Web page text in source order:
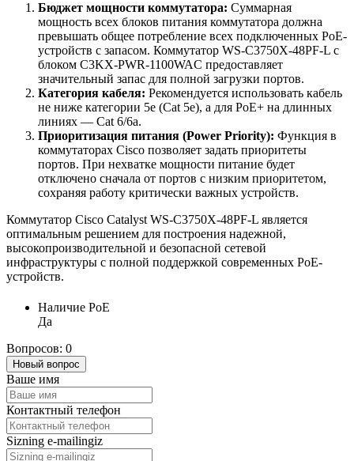
Бюджет мощности коммутатора: Суммарная
мощность всех блоков питания коммутатора должна
превышать общее потребление всех подключенных PoE-
устройств с запасом. Коммутатор WS-C3750X-48PF-L с
блоком C3KX-PWR-1100WAC предоставляет
значительный запас для полной загрузки портов.
Категория кабеля: Рекомендуется использовать кабель
не ниже категории 5e (Cat 5e), а для PoE+ на длинных
линиях — Cat 6/6a.
Приоритизация питания (Power Priority): Функция в
коммутаторах Cisco позволяет задать приоритеты
портов. При нехватке мощности питание будет
отключено сначала от портов с низким приоритетом,
сохраняя работу критически важных устройств.
Коммутатор Cisco Catalyst WS-C3750X-48PF-L является
оптимальным решением для построения надежной,
высокопроизводительной и безопасной сетевой
инфраструктуры с полной поддержкой современных PoE-
устройств.
Наличие PoE
Да
Вопросов: 0
Новый вопрос
Ваше имя
Контактный телефон
Sizning e-mailingiz